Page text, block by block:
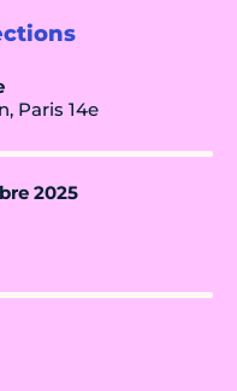
Paris 14e
2025